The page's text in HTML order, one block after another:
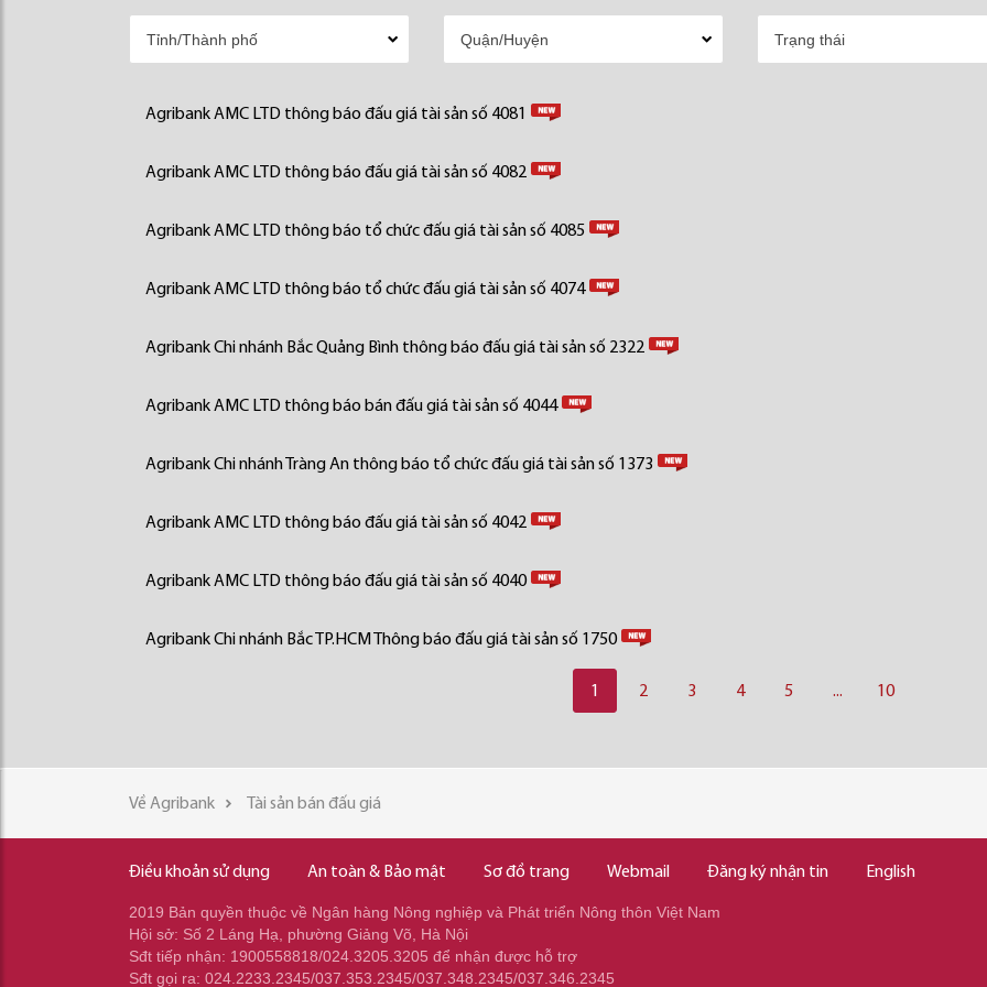
Agribank AMC LTD thông báo đấu giá tài sản số 4081
Agribank AMC LTD thông báo đấu giá tài sản số 4082
Agribank AMC LTD thông báo tổ chức đấu giá tài sản số 4085
Agribank AMC LTD thông báo tổ chức đấu giá tài sản số 4074
Agribank Chi nhánh Bắc Quảng Bình thông báo đấu giá tài sản số 2322
Agribank AMC LTD thông báo bán đấu giá tài sản số 4044
Agribank Chi nhánh Tràng An thông báo tổ chức đấu giá tài sản số 1373
Agribank AMC LTD thông báo đấu giá tài sản số 4042
Agribank AMC LTD thông báo đấu giá tài sản số 4040
Agribank Chi nhánh Bắc TP.HCM Thông báo đấu giá tài sản số 1750
1 2 3 4 5 ... 10
Về Agribank Tài sản bán đấu giá
Điều khoản sử dụng An toàn & Bảo mật Sơ đồ trang Webmail Đăng ký nhận tin English
2019 Bản quyền thuộc về Ngân hàng Nông nghiệp và Phát triển Nông thôn Việt Nam
Hội sở: Số 2 Láng Hạ, phường Giảng Võ, Hà Nội
Sđt tiếp nhận: 1900558818/024.3205.3205 để nhận được hỗ trợ
Sđt gọi ra: 024.2233.2345/037.353.2345/037.348.2345/037.346.2345